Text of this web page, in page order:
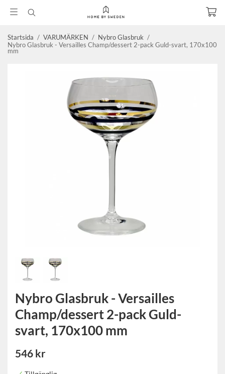
Startsida / VARUMÄRKEN / Nybro Glasbruk /
Nybro Glasbruk - Versailles Champ/dessert 2-pack Guld-svart, 170x100
mm
Nybro Glasbruk - Versailles
Champ/dessert 2-pack Guld-
svart, 170x100 mm
546 kr